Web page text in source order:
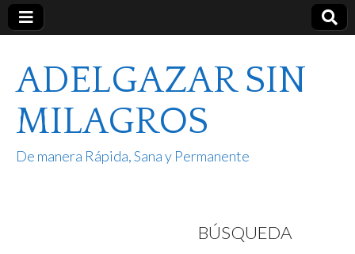
ADELGAZAR SIN
MILAGROS
De manera Rápida, Sana y Permanente
BÚSQUEDA